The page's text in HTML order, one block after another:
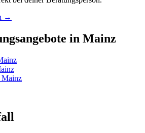
→
in Mainz